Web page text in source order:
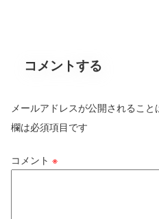
コメントする
メールアドレスが公開されること
欄は必須項目です
コメント ※